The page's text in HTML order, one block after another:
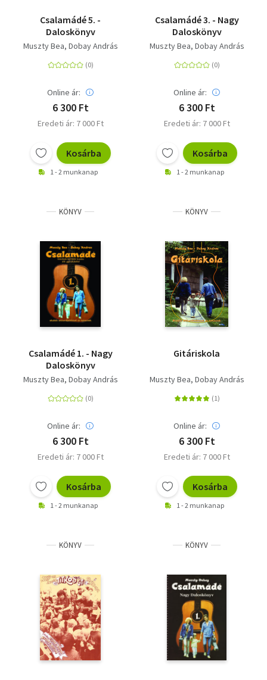
Csalamádé 5. -
Daloskönyv
Muszty Bea Dobay András
Online ár:
6 300 Ft
Eredeti ár: 7 000 Ft
Kosárba
1 - 2 munkanap
Csalamádé 3. - Nagy
Daloskönyv
Muszty Bea Dobay András
Online ár:
6 300 Ft
Eredeti ár: 7 000 Ft
Kosárba
1 - 2 munkanap
KÖNYV
Csalamádé 1. - Nagy
Daloskönyv
Muszty Bea Dobay András
Online ár:
6 300 Ft
Eredeti ár: 7 000 Ft
Kosárba
1 - 2 munkanap
KÖNYV
Gitáriskola
Muszty Bea Dobay András
Online ár:
6 300 Ft
Eredeti ár: 7 000 Ft
Kosárba
1 - 2 munkanap
KÖNYV KÖNYV